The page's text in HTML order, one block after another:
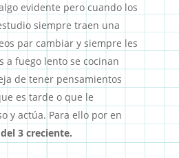
evidente pero cuando los
siempre traen una
par cambiar y siempre les
a fuego lento se cocinan
de tener pensamientos
es tarde o que le
y actúa. Para ello por en
3 creciente.